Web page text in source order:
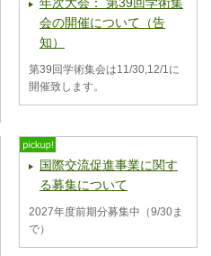
会の開催について（告
知）
第39回学術集会は11/30,12/1に
開催致します。
国際交流促進事業に関す
る募集について
2027年度前期分募集中（9/30ま
で）